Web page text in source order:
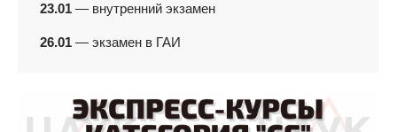
23.01 — внутренний экзамен
26.01 — экзамен в ГАИ